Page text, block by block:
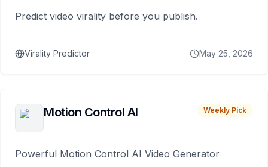
Predict video virality before you publish.
Virality Predictor May 25, 2026
Motion Control AI Weekly Pick
Powerful Motion Control AI Video Generator